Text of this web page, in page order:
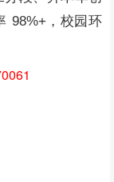
98%+，校园环